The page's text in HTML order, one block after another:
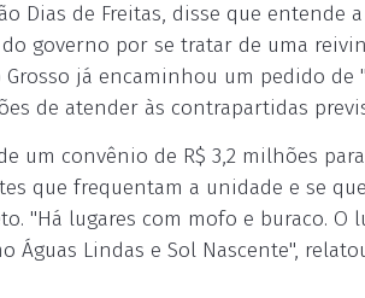
Dias de Freitas, disse que entende
governo por se tratar de uma
já encaminhou um pedido
de atender às contrapartidas
um convênio de R$ 3,2 milhões
que frequentam a unidade e se
"Há lugares com mofo e buraco.
Águas Lindas e Sol Nascente",